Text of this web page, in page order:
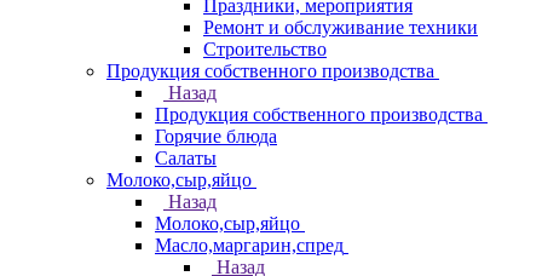
Праздники, мероприятия
Ремонт и обслуживание техники
Строительство
Продукция собственного производства
Назад
Продукция собственного производства
Горячие блюда
Салаты
Молоко,сыр,яйцо
Назад
Молоко,сыр,яйцо
Масло,маргарин,спред
Назад